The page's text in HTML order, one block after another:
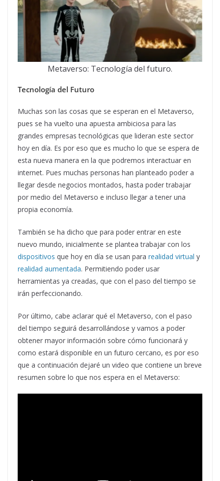
Metaverso: Tecnología del futuro.
Tecnología del Futuro
Muchas son las cosas que se esperan en el Metaverso,
pues se ha vuelto una apuesta ambiciosa para las
grandes empresas tecnológicas que lideran este sector
hoy en día. Es por eso que es mucho lo que se espera de
esta nueva manera en la que podremos interactuar en
internet. Pues muchas personas han planteado poder a
llegar desde negocios montados, hasta poder trabajar
por medio del Metaverso e incluso llegar a tener una
propia economía.
También se ha dicho que para poder entrar en este
nuevo mundo, inicialmente se plantea trabajar con los
dispositivos que hoy en día se usan para realidad virtual y
realidad aumentada. Permitiendo poder usar
herramientas ya creadas, que con el paso del tiempo se
irán perfeccionando.
Por último, cabe aclarar qué el Metaverso, con el paso
del tiempo seguirá desarrollándose y vamos a poder
obtener mayor información sobre cómo funcionará y
como estará disponible en un futuro cercano, es por eso
que a continuación dejaré un video que contiene un breve
resumen sobre lo que nos espera en el Metaverso: